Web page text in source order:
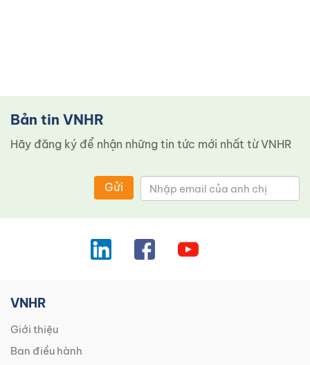
Bản tin VNHR
Hãy đăng ký để nhận những tin tức mới nhất từ ​​VNHR
Gửi
VNHR
Giới thiệu
Ban điều hành